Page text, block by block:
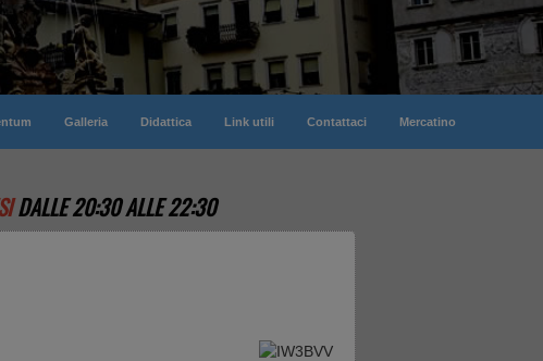
Galleria Didattica Link utili Contattaci Mercatino
DALLE 20:30 ALLE 22:30